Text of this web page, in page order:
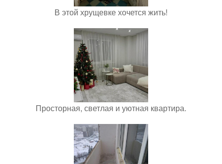
В этой хрущевке хочется жить!
Просторная, светлая и уютная квартира.